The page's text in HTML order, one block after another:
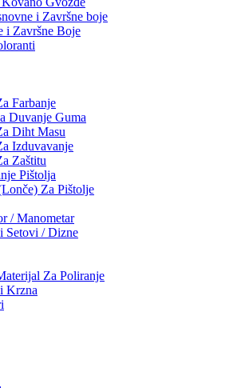
i Završne boje
i Završne Boje
Farbanje
Duvanje Guma
Diht Masu
Izduvavanje
Zaštitu
Pištolja
Za Pištolje
/ Manometar
Setovi / Dizne
Za Poliranje
Krzna